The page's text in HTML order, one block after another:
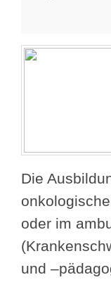
Die
oder im
und